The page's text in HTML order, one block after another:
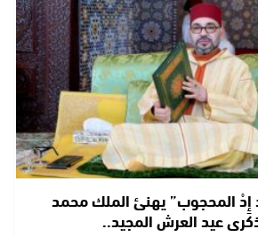
إِدْ المحجوب” يهنئ الملك محمد
عيد العرش المجيد..